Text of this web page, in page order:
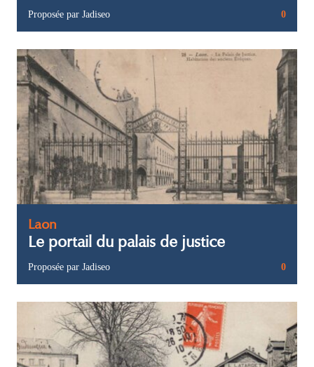
Proposée par Jadiseo 0
Laon
Le portail du palais de justice
Proposée par Jadiseo 0